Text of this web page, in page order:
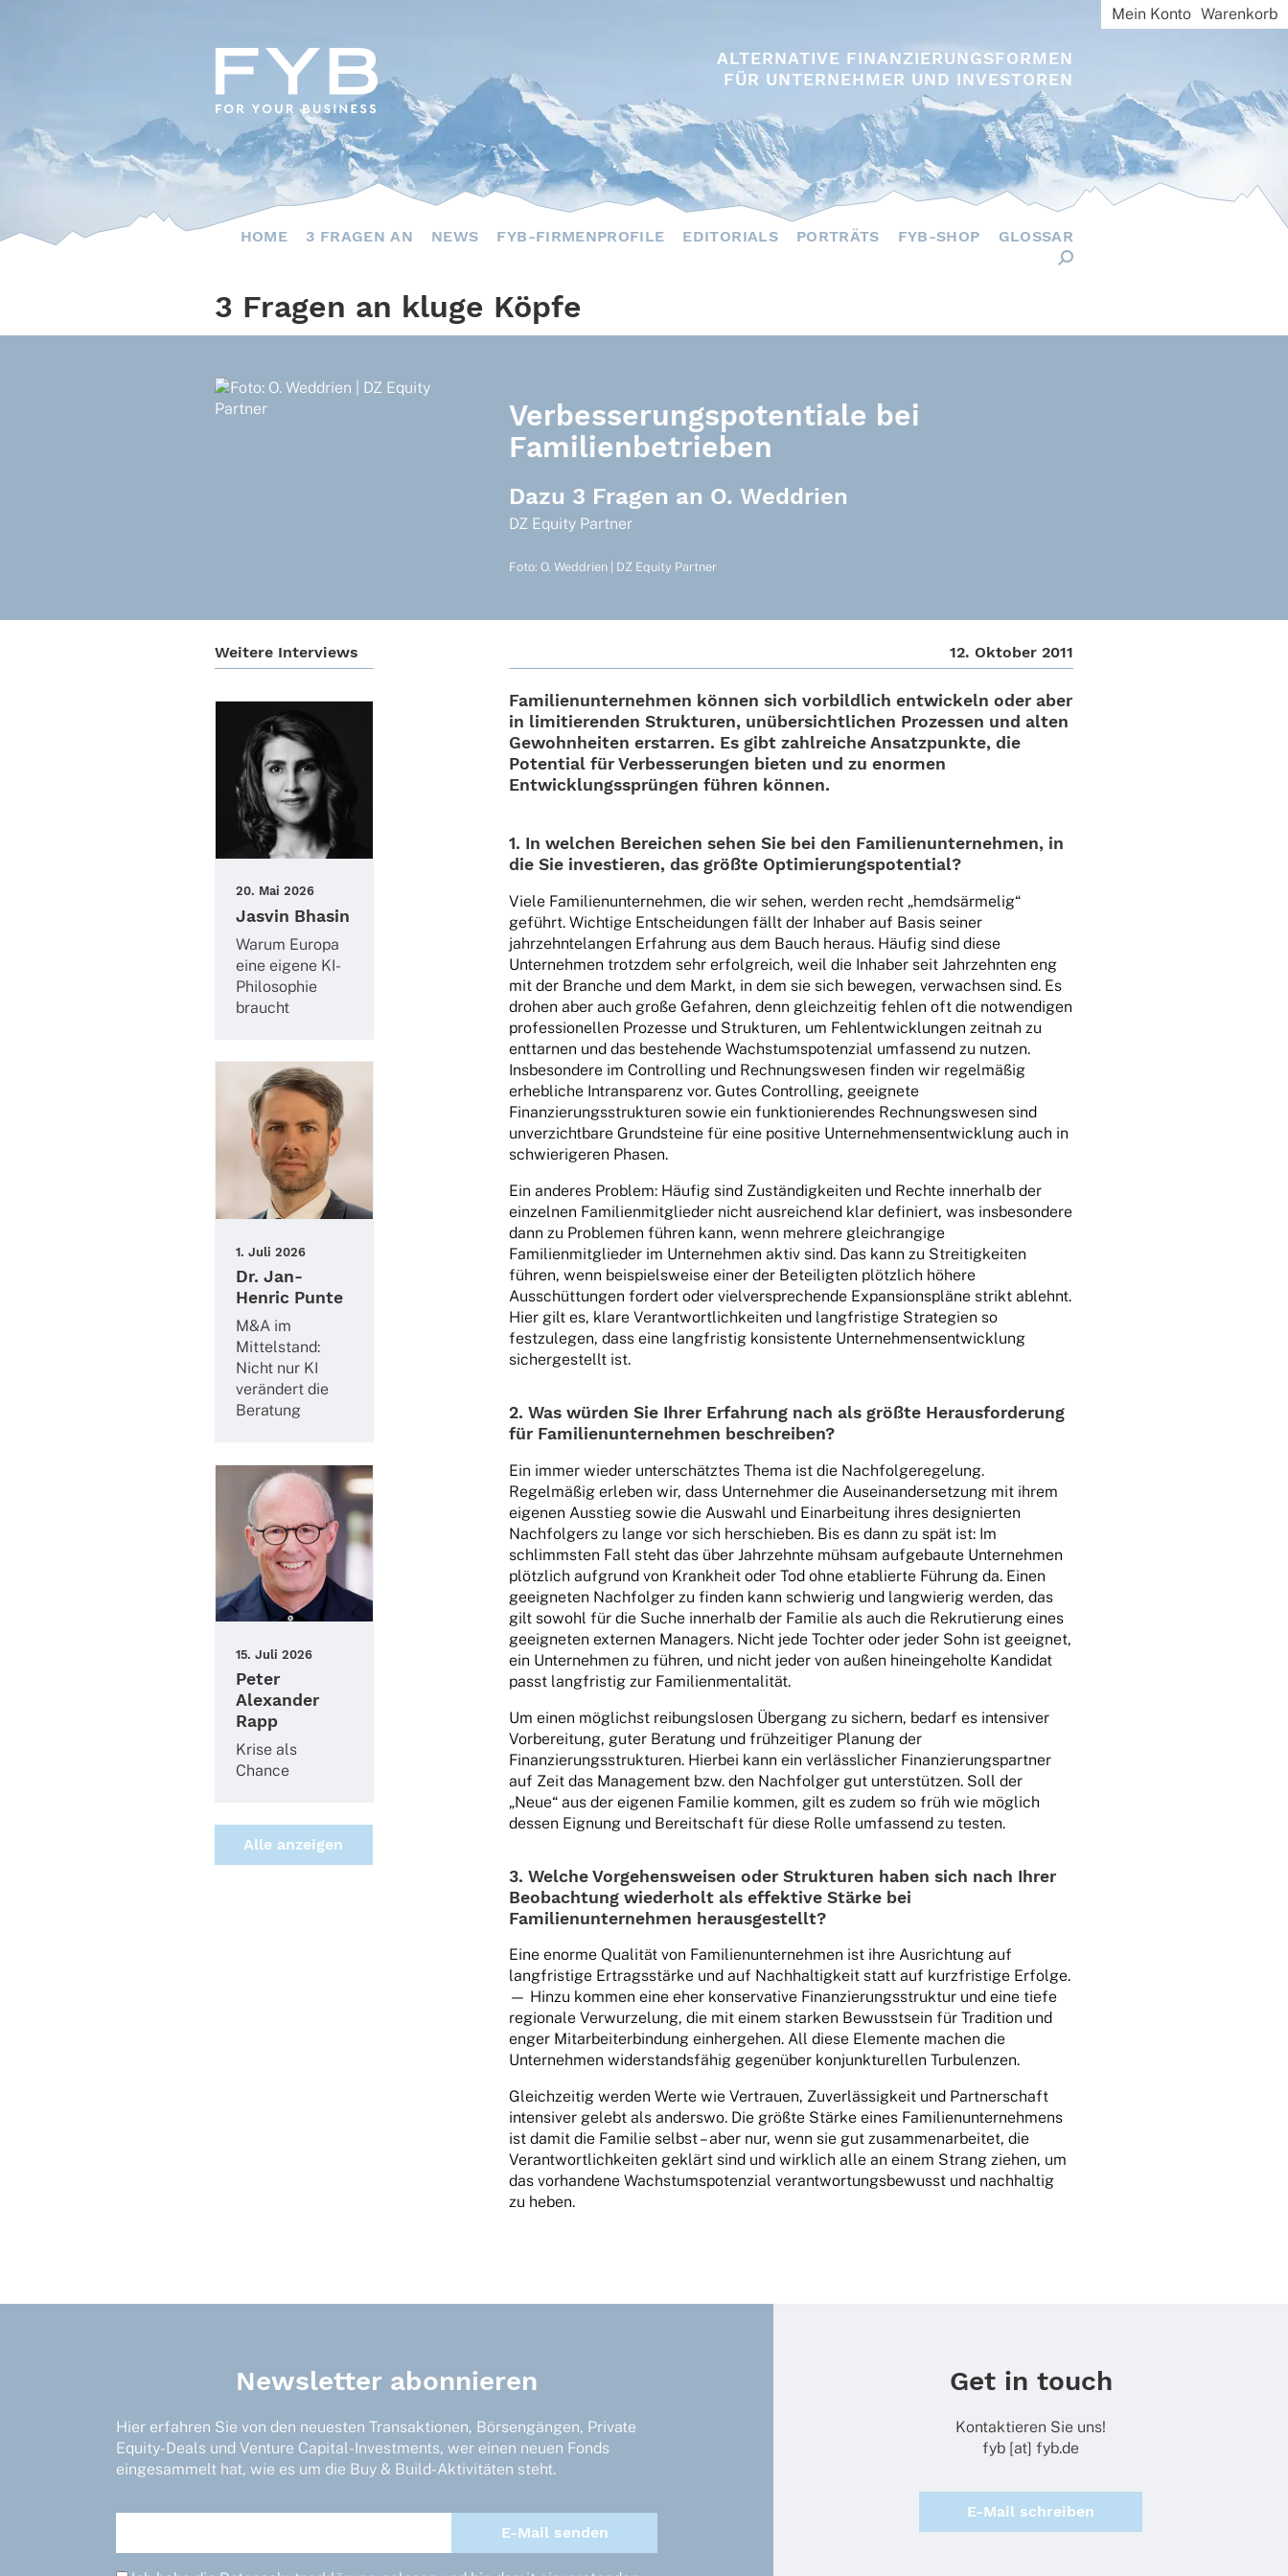
ALTERNATIVE FINANZIERUNGSFORMEN
FÜR UNTERNEHMER UND INVESTOREN
Mein Konto Warenkorb
HOME 3 FRAGEN AN NEWS FYB-FIRMENPROFILE EDITORIALS PORTRÄTS FYB-SHOP GLOSSAR
3 Fragen an kluge Köpfe
Verbesserungspotentiale bei
Familienbetrieben
Dazu 3 Fragen an O. Weddrien
DZ Equity Partner
Foto: O. Weddrien | DZ Equity Partner
Weitere Inter­views
20. Mai 2026
Jasvin Bhasin
Warum Europa
eine eigene KI-
Philo­so­phie
braucht
1. Juli 2026
Dr. Jan-
Henric Punte
M&A im
Mittel­stand:
Nicht nur KI
verän­dert die
Beratung
15. Juli 2026
Peter
Alexander
Rapp
Krise als
Chance
Alle anzei­gen
12. Okto­ber 2011
Fami­li­en­un­ter­neh­men können sich vorbild­lich entwi­ckeln oder aber
in limi­tie­ren­den Struk­tu­ren, unüber­sicht­li­chen Prozes­sen und alten
Gewohn­hei­ten erstar­ren. Es gibt zahl­rei­che Ansatz­punkte, die
Poten­tial für Verbes­se­run­gen bieten und zu enor­men
Entwick­lungs­sprün­gen führen können.
1. In welchen Berei­chen sehen Sie bei den Fami­li­en­un­ter­neh­men, in
die Sie inves­tie­ren, das größte Optimierungspotential?
Viele Fami­li­en­un­ter­neh­men, die wir sehen, werden recht „hemds­är­me­lig“
geführt. Wich­tige Entschei­dun­gen fällt der Inha­ber auf Basis seiner
jahr­zehn­te­lan­gen Erfah­rung aus dem Bauch heraus. Häufig sind diese
Unter­neh­men trotz­dem sehr erfolg­reich, weil die Inha­ber seit Jahr­zehn­ten eng
mit der Bran­che und dem Markt, in dem sie sich bewe­gen, verwach­sen sind. Es
drohen aber auch große Gefah­ren, denn gleich­zei­tig fehlen oft die notwen­di­gen
profes­sio­nel­len Prozesse und Struk­tu­ren, um Fehl­ent­wick­lun­gen zeit­nah zu
enttar­nen und das bestehende Wachs­tums­po­ten­zial umfas­send zu nutzen.
Insbe­son­dere im Control­ling und Rech­nungs­we­sen finden wir regel­mä­ßig
erheb­li­che Intrans­pa­renz vor. Gutes Control­ling, geeig­nete
Finan­zie­rungs­struk­tu­ren sowie ein funk­tio­nie­ren­des Rech­nungs­we­sen sind
unver­zicht­bare Grund­steine für eine posi­tive Unter­neh­mens­ent­wick­lung auch in
schwie­ri­ge­ren Phasen.
Ein ande­res Problem: Häufig sind Zustän­dig­kei­ten und Rechte inner­halb der
einzel­nen Fami­li­en­mit­glie­der nicht ausrei­chend klar defi­niert, was insbe­son­dere
dann zu Proble­men führen kann, wenn mehrere gleich­ran­gige
Fami­li­en­mit­glie­der im Unter­neh­men aktiv sind. Das kann zu Strei­tig­kei­ten
führen, wenn beispiels­weise einer der Betei­lig­ten plötz­lich höhere
Ausschüt­tun­gen fordert oder viel­ver­spre­chende Expan­si­ons­pläne strikt ablehnt.
Hier gilt es, klare Verant­wort­lich­kei­ten und lang­fris­tige Stra­te­gien so
fest­zu­le­gen, dass eine lang­fris­tig konsis­tente Unter­neh­mens­ent­wick­lung
sicher­ge­stellt ist.
2. Was würden Sie Ihrer Erfah­rung nach als größte Heraus­for­de­rung
für Fami­li­en­un­ter­neh­men beschreiben?
Ein immer wieder unter­schätz­tes Thema ist die Nach­fol­ge­re­ge­lung.
Regel­mä­ßig erle­ben wir, dass Unter­neh­mer die Ausein­an­der­set­zung mit ihrem
eige­nen Ausstieg sowie die Auswahl und Einar­bei­tung ihres desi­gnier­ten
Nach­fol­gers zu lange vor sich herschie­ben. Bis es dann zu spät ist: Im
schlimms­ten Fall steht das über Jahr­zehnte mühsam aufge­baute Unter­neh­men
plötz­lich aufgrund von Krank­heit oder Tod ohne etablierte Führung da. Einen
geeig­ne­ten Nach­fol­ger zu finden kann schwie­rig und lang­wie­rig werden, das
gilt sowohl für die Suche inner­halb der Fami­lie als auch die Rekru­tie­rung eines
geeig­ne­ten exter­nen Mana­gers. Nicht jede Toch­ter oder jeder Sohn ist geeig­net,
ein Unter­neh­men zu führen, und nicht jeder von außen hinein­ge­holte Kandi­dat
passt lang­fris­tig zur Familienmentalität.
Um einen möglichst reibungs­lo­sen Über­gang zu sichern, bedarf es inten­si­ver
Vorbe­rei­tung, guter Bera­tung und früh­zei­ti­ger Planung der
Finan­zie­rungs­struk­tu­ren. Hier­bei kann ein verläss­li­cher Finan­zie­rungs­part­ner
auf Zeit das Manage­ment bzw. den Nach­fol­ger gut unter­stüt­zen. Soll der
„Neue“ aus der eige­nen Fami­lie kommen, gilt es zudem so früh wie möglich
dessen Eignung und Bereit­schaft für diese Rolle umfas­send zu testen.
3. Welche Vorge­hens­wei­sen oder Struk­tu­ren haben sich nach Ihrer
Beob­ach­tung wieder­holt als effek­tive Stärke bei
Fami­li­en­un­ter­neh­men herausgestellt?
Eine enorme Quali­tät von Fami­li­en­un­ter­neh­men ist ihre Ausrich­tung auf
lang­fris­tige Ertrags­stärke und auf Nach­hal­tig­keit statt auf kurz­fris­tige Erfolge.
— Hinzu kommen eine eher konser­va­tive Finan­zie­rungs­struk­tur und eine tiefe
regio­nale Verwur­ze­lung, die mit einem star­ken Bewusst­sein für Tradi­tion und
enger Mitar­bei­ter­bin­dung einher­ge­hen. All diese Elemente machen die
Unter­neh­men wider­stands­fä­hig gegen­über konjunk­tu­rel­len Turbulenzen.
Gleich­zei­tig werden Werte wie Vertrauen, Zuver­läs­sig­keit und Part­ner­schaft
inten­si­ver gelebt als anderswo. Die größte Stärke eines Fami­li­en­un­ter­neh­mens
ist damit die Fami­lie selbst – aber nur, wenn sie gut zusam­men­ar­bei­tet, die
Verant­wort­lich­kei­ten geklärt sind und wirk­lich alle an einem Strang ziehen, um
das vorhan­dene Wachs­tums­po­ten­zial verant­wor­tungs­be­wusst und nach­hal­tig
zu heben.
Newsletter abonnieren
Hier erfahren Sie von den neuesten Transaktionen, Börsengängen, Private
Equity-Deals und Venture Capital-Investments, wer einen neuen Fonds
eingesammelt hat, wie es um die Buy & Build-Aktivitäten steht.
Get in touch
Kontaktieren Sie uns!
fyb [at] fyb.de
E-Mail schreiben